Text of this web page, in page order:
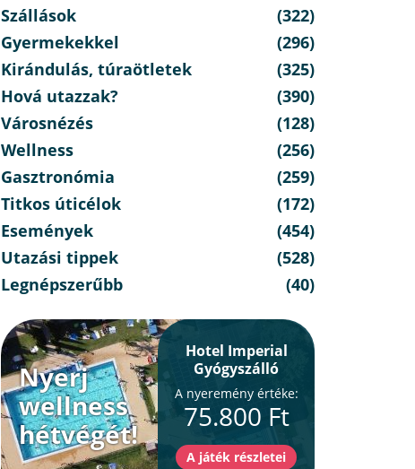
Szállások
(322)
Gyermekekkel
(296)
Kirándulás, túraötletek
(325)
Hová utazzak?
(390)
Városnézés
(128)
Wellness
(256)
Gasztronómia
(259)
Titkos úticélok
(172)
Események
(454)
Utazási tippek
(528)
Legnépszerűbb
(40)
Nyerj
wellness
hétvégét!
Hotel Imperial
Gyógyszálló
A nyeremény értéke:
75.800 Ft